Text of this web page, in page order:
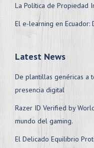
La Política de Propiedad
El e-learning en Ecuador:
Latest News
De plantillas genéricas a
presencia digital
Razer ID Verified by
mundo del gaming.
El Delicado Equilibrio